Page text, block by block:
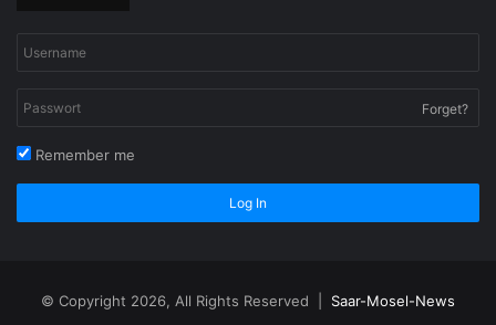
Forget?
Remember me
Log In
© Copyright 2026, All Rights Reserved | Saar-Mosel-News